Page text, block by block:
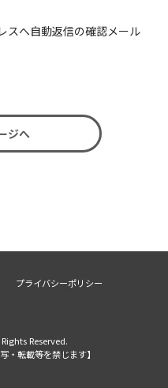
スへ自動返信の確認メール
ジへ
プライバシーポリシー
Reserved.
・転載等を禁じます】